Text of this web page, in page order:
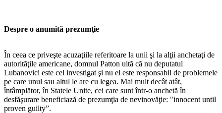
Despre o anumită prezumţie
În ceea ce priveşte acuzaţiile referitoare la unii şi la alţii anchetaţi de
autorităţile americane, domnul Patton uită că nu deputatul
Lubanovici este cel investigat şi nu el este responsabil de problemele
pe care unul sau altul le are cu legea. Mai mult decât atât,
întâmplător, în Statele Unite, cei care sunt într-o anchetă în
desfăşurare beneficiază de prezumţia de nevinovăţie: "innocent until
proven guilty”.